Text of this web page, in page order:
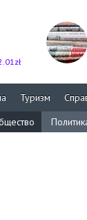
Туризм